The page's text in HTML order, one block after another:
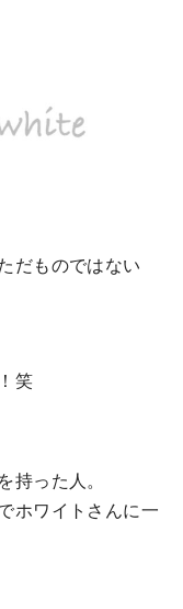
だものではない
笑
った人。
ホワイトさんに一